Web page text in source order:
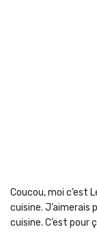
Coucou, moi c’est
cuisine. J’aimerais
cuisine. C’est pour